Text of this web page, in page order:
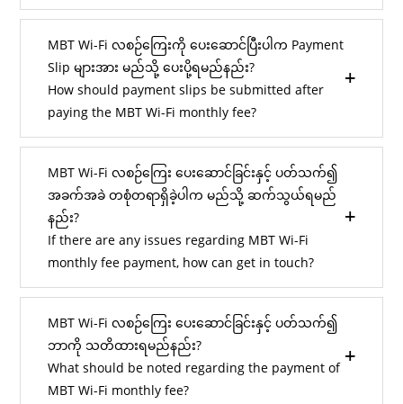
MBT Wi-Fi လစဉ်ကြေးကို ပေးဆောင်ပြီးပါက Payment
Slip များအား မည်သို့ ပေးပို့ရမည်နည်း?
How should payment slips be submitted after
paying the MBT Wi-Fi monthly fee?
MBT Wi-Fi လစဉ်ကြေး ပေးဆောင်ခြင်းနှင့် ပတ်သက်၍
အခက်အခဲ တစုံတရာရှိခဲ့ပါက မည်သို့ ဆက်သွယ်ရမည်
နည်း?
If there are any issues regarding MBT Wi-Fi
monthly fee payment, how can get in touch?
MBT Wi-Fi လစဉ်ကြေး ပေးဆောင်ခြင်းနှင့် ပတ်သက်၍
ဘာကို သတိထားရမည်နည်း?
What should be noted regarding the payment of
MBT Wi-Fi monthly fee?